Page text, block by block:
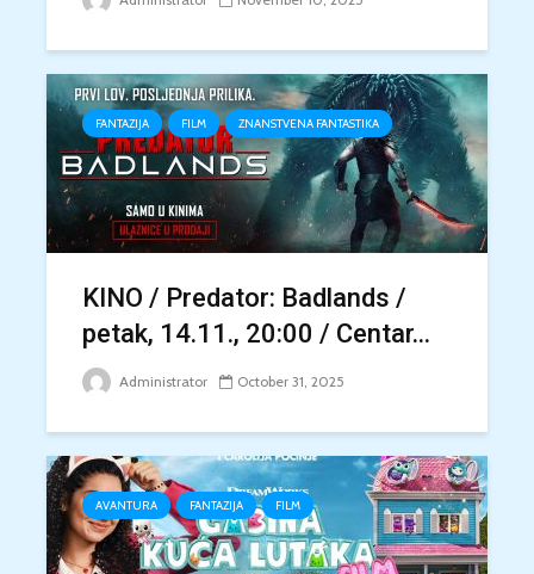
FANTAZIJA FILM ZNANSTVENA FANTASTIKA
KINO / Predator: Badlands /
petak, 14.11., 20:00 / Centar...
Administrator October 31, 2025
AVANTURA FANTAZIJA FILM